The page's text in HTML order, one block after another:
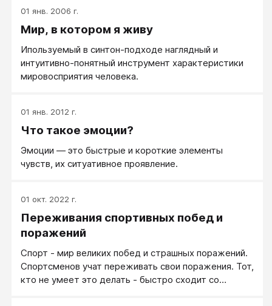
01 янв. 2006 г.
Мир, в котором я живу
Ипользуемый в синтон-подходе наглядный и
интуитивно-понятный инструмент характеристики
мировосприятия человека.
01 янв. 2012 г.
Что такое эмоции?
Эмоции — это быстрые и короткие элементы
чувств, их ситуативное проявление.
01 окт. 2022 г.
Переживания спортивных побед и
поражений
Спорт - мир великих побед и страшных поражений.
Спортсменов учат переживать свои поражения. Тот,
кто не умеет это делать - быстро сходит со